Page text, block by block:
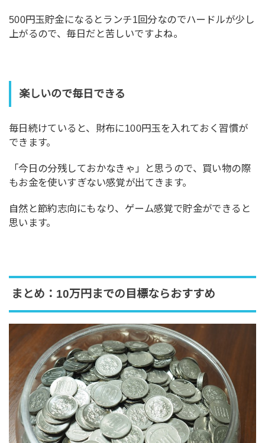
500円玉貯金になるとランチ1回分なのでハードルが少し
上がるので、毎日だと苦しいですよね。
楽しいので毎日できる
毎日続けていると、財布に100円玉を入れておく習慣が
できます。
「今日の分残しておかなきゃ」と思うので、買い物の際
もお金を使いすぎない感覚が出てきます。
自然と節約志向にもなり、ゲーム感覚で貯金ができると
思います。
まとめ：10万円までの目標ならおすすめ